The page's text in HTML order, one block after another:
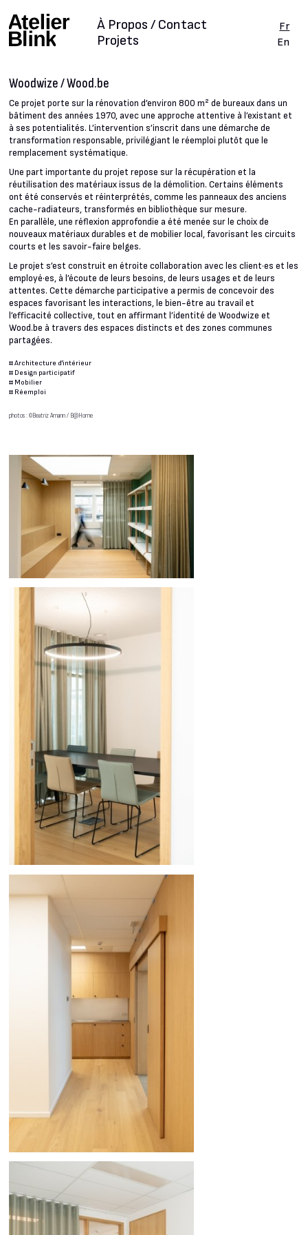
Projets
À Propos / Contact
Fr
En
Woodwize / Wood.be
Ce projet porte sur la rénovation d’environ 800 m² de bureaux dans un
bâtiment des années 1970, avec une approche attentive à l’existant et
à ses potentialités. L’intervention s’inscrit dans une démarche de
transformation responsable, privilégiant le réemploi plutôt que le
remplacement systématique.
Une part importante du projet repose sur la récupération et la
réutilisation des matériaux issus de la démolition. Certains éléments
ont été conservés et réinterprétés, comme les panneaux des anciens
cache-radiateurs, transformés en bibliothèque sur mesure.
En parallèle, une réflexion approfondie a été menée sur le choix de
nouveaux matériaux durables et de mobilier local, favorisant les circuits
courts et les savoir-faire belges.
Le projet s’est construit en étroite collaboration avec les client·es et les
employé·es, à l’écoute de leurs besoins, de leurs usages et de leurs
attentes. Cette démarche participative a permis de concevoir des
espaces favorisant les interactions, le bien-être au travail et
l’efficacité collective, tout en affirmant l’identité de Woodwize et
Wood.be à travers des espaces distincts et des zones communes
partagées.
#Architecture d'intérieur
# Design participatif
# Mobilier
# Réemploi
photos : ©Beatriz Amann / B@Home